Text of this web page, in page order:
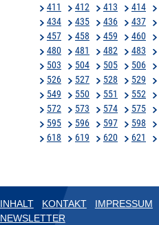
411
412 413 414
434
435 436 437
457
458 459 460
480
481 482 483
503
504 505 506
526
527 528 529
549
550 551 552
572
573 574 575
595
596 597 598
618
619 620 621
INHALT KONTAKT IMPRESSUM
NEWSLETTER